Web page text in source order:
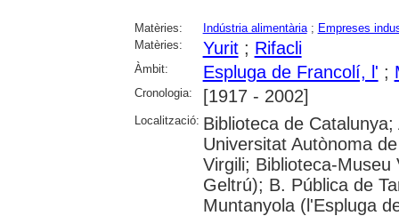
Matèries: Indústria alimentària; Empreses
Matèries:
Yurit; Rifacli
Àmbit: Espluga de Francolí, l' ;
Cronologia: [1917 - 2002]
Localització: Biblioteca de
Universitat Autònoma
Virgili; Biblioteca-
Geltrú); B. Pública de
Muntanyola (l'Espluga